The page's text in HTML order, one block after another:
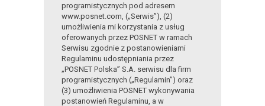
programistycznych pod adresem
www.posnet.com, („Serwis”), (2)
umożliwienia mi korzystania z usług
oferowanych przez POSNET w ramach
Serwisu zgodnie z postanowieniami
Regulaminu udostępniania przez
„POSNET Polska” S.A. serwisu dla firm
programistycznych („Regulamin”) oraz
(3) umożliwienia POSNET wykonywania
postanowień Regulaminu, a w